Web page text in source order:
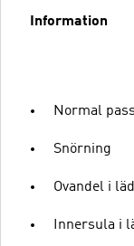
Information
Normal
Snörning
Ovandel i
Innersula i